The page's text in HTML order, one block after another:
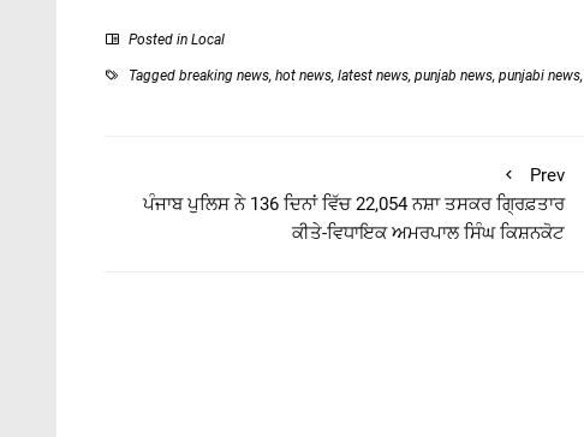
Posted in Local
Tagged breaking news, hot news, latest news, punjab news, punjabi news,
Prev
ਪੰਜਾਬ ਪੁਲਿਸ ਨੇ 136 ਦਿਨਾਂ ਵਿੱਚ 22,054 ਨਸ਼ਾ ਤਸਕਰ ਗਿ੍ਰਫ਼ਤਾਰ
ਕੀਤੇ-ਵਿਧਾਇਕ ਅਮਰਪਾਲ ਸਿੰਘ ਕਿਸ਼ਨਕੋਟ